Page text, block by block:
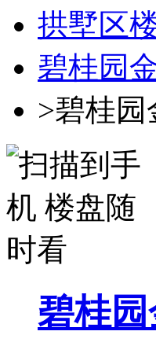
拱墅区
碧桂园
>碧桂
碧桂